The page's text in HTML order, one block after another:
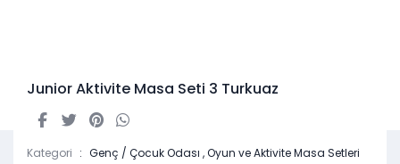
Junior Aktivite Masa Seti 3 Turkuaz
Kategori Genç / Çocuk Odası ,Oyun ve Aktivite Masa Setleri